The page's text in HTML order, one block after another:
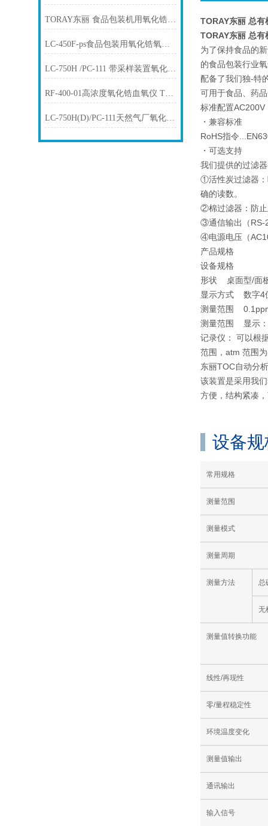
TORAY东丽 食品包装机用氧化锆氧气浓度计 LF-200
LC-450F-ps食品包装用氧化锆氧气浓 度计TORAY东丽
LC-750H /PC-111 带采样装置氧化锆血氧仪 TORAY东丽
RF-400-01高浓度氧化锆血氧仪 TORAY东丽
LC-750H(D)/PC-111天然气厂氧化锆血氧仪 TORAY东丽
TORAY东丽 总
TORAY东丽 总
为了保持食品的
的食品包装行业
配备了我们独-特
可用于食品、药
标准配置AC200V
・兼容标准
RoHS指令
・可选支持
我们提供的过滤
①活性炭过滤器：
确的读数。
②棉过滤器：防止
③通信输出（RS-
④电源电压（
产品规格
设备规格
形状 桌面型/面
显示方式 数字4
测量范围
测量范围 显示：
记录仪： 可以根
范围，atm 范围
东丽TOC自动分
该装置是采用我
方便，结构紧凑
设备规
常用规格
测量范围
测量模式
测量周期
测量方法 总
无
测量值转换功能
线性/再现性
零/量程稳定性
环境温度变化
测量值输出
通讯输出
输入信号